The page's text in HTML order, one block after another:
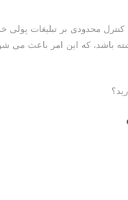
محدودی بر تبلیغات پولی
باشد، که این امر باعث می